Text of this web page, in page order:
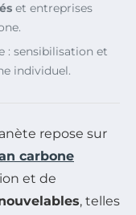
et entreprises
: sensibilisation et
individuel.
repose sur
carbone
et de
, telles